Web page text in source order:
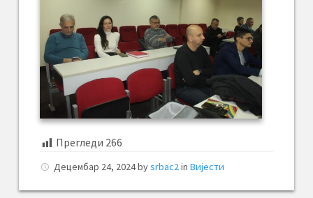
Прегледи 266
Децембар 24, 2024bysrbac2 in Вијести